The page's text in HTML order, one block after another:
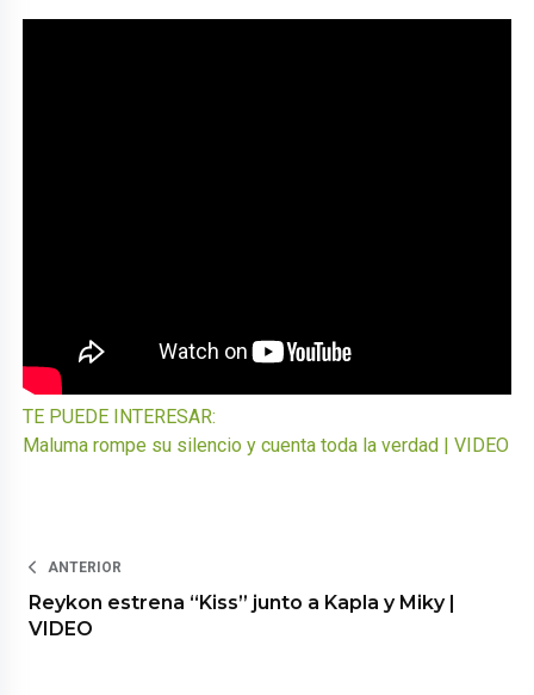
TE PUEDE INTERESAR:
Maluma rompe su silencio y cuenta toda la verdad | VIDEO
ANTERIOR
Reykon estrena “Kiss” junto a Kapla y Miky |
VIDEO